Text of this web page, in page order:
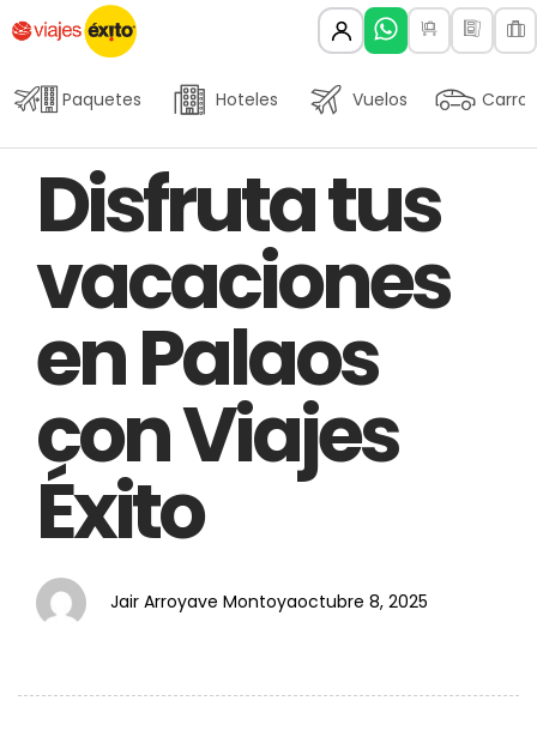
Paquetes Hoteles Vuelos Carros
IN:
Disfruta tus
vacaciones
en Palaos
con Viajes
Éxito
Jair Arroyave Montoya
on:
octubre 8, 2025